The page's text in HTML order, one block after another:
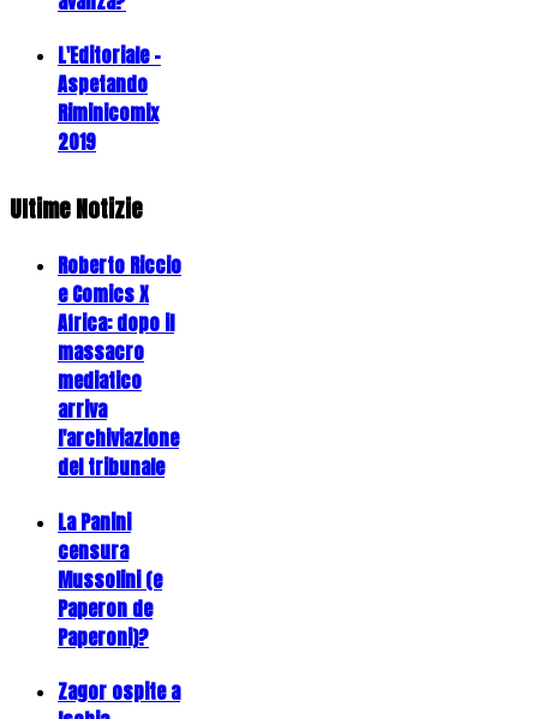
L'Editoriale -
Aspetando
Riminicomix
2019
Ultime Notizie
Roberto Riccio
e Comics X
Africa: dopo il
massacro
mediatico
arriva
l'archiviazione
del tribunale
La Panini
censura
Mussolini (e
Paperon de
Paperoni)?
Zagor ospite a